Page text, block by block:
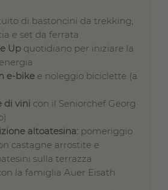
di bastoncini da trekking,
e set da ferrata
Up quotidiano per iniziare la
e-bike e noleggio biciclette (a
di vini con il Seniorchef Georg
altoatesina: pomeriggio
castagne arrostite e
sulla terrazza
la famiglia Auer Eisath